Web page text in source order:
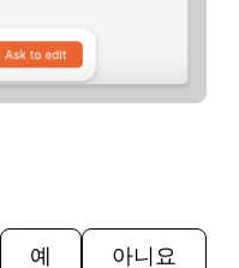
예 아니요